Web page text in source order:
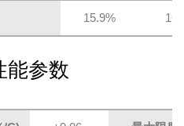
15.9%
能参数